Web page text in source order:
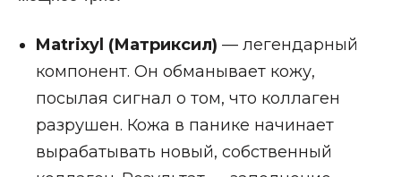
Matrixyl (Матриксил) — легендарный
компонент. Он обманывает кожу,
посылая сигнал о том, что коллаген
разрушен. Кожа в панике начинает
вырабатывать новый, собственный